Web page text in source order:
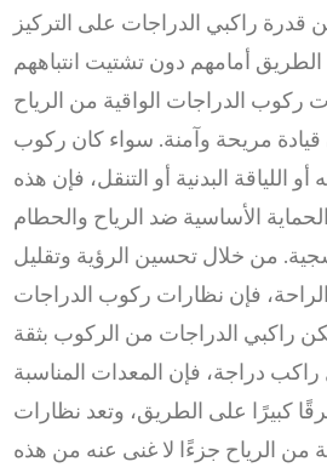
راكبي الدراجات على التركيز
ركوب الدراجات الواقية من الرياح
مريحة وآمنة. سواء كان ركوب
أو اللياقة البدنية أو التنقل، فإن هذه
الأساسية ضد الرياح والحطام
من خلال تحسين الرؤية وتقليل
فإن نظارات ركوب الدراجات
راكبي الدراجات من الركوب بثقة
دراجة، فإن المعدات المناسبة
كبيرًا على الطريق، وتعد نظارات
من الرياح جزءًا لا غنى عنه من هذه